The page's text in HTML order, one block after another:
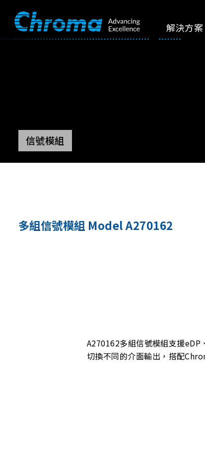
解決方案
信號模組
多組信號模組 Model A270162
A270162多組信號模組支援
切換不同的介面輸出，搭配